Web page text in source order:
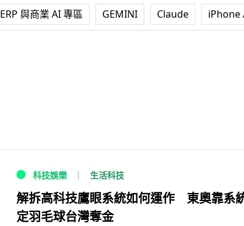
ERP 與商業 AI 專區 GEMINI Claude iPhone
科技娛樂 生活科技
解拆高科技鷹眼系統如何運作 東奧靠系
定羽毛球台灣奪金